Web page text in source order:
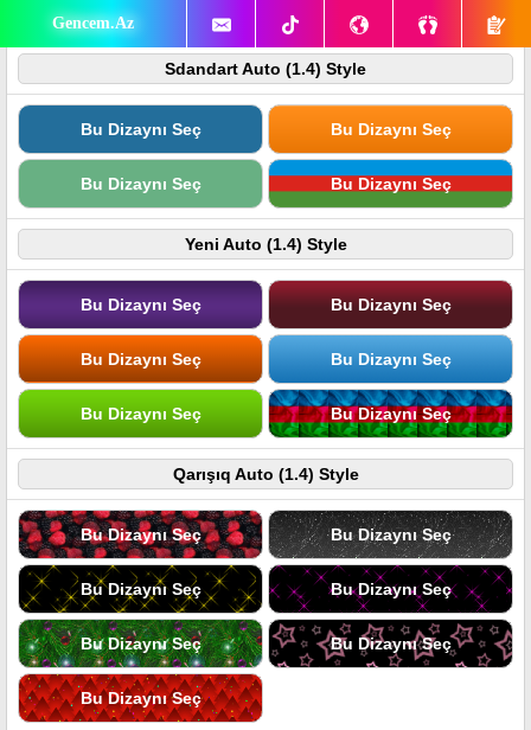
Gencem.Az
Sdandart Auto (1.4) Style
Bu Dizaynı Seç Bu Dizaynı Seç
Bu Dizaynı Seç Bu Dizaynı Seç
Yeni Auto (1.4) Style
Bu Dizaynı Seç Bu Dizaynı Seç
Bu Dizaynı Seç Bu Dizaynı Seç
Bu Dizaynı Seç Bu Dizaynı Seç
Qarışıq Auto (1.4) Style
Bu Dizaynı Seç Bu Dizaynı Seç
Bu Dizaynı Seç Bu Dizaynı Seç
Bu Dizaynı Seç Bu Dizaynı Seç
Bu Dizaynı Seç